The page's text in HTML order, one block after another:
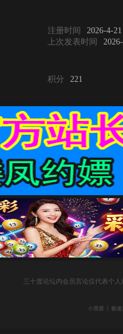
注册时间
2026-4-
上次发表时间
积分 221
三十度论坛内会员言论仅代表个
小黑屋 极速